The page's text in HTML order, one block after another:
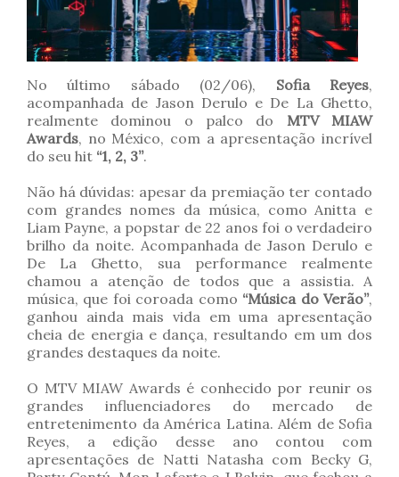
No último sábado (02/06), Sofia Reyes,
acompanhada de Jason Derulo e De La Ghetto,
realmente dominou o palco do MTV MIAW
Awards, no México, com a apresentação incrível
do seu hit “1, 2, 3”.
Não há dúvidas: apesar da premiação ter contado
com grandes nomes da música, como Anitta e
Liam Payne, a popstar de 22 anos foi o verdadeiro
brilho da noite. Acompanhada de Jason Derulo e
De La Ghetto, sua performance realmente
chamou a atenção de todos que a assistia. A
música, que foi coroada como “Música do Verão”,
ganhou ainda mais vida em uma apresentação
cheia de energia e dança, resultando em um dos
grandes destaques da noite.
O MTV MIAW Awards é conhecido por reunir os
grandes influenciadores do mercado de
entretenimento da América Latina. Além de Sofia
Reyes, a edição desse ano contou com
apresentações de Natti Natasha com Becky G,